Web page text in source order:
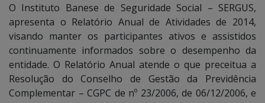
O Instituto Banese de Seguridade Social – SERGUS,
apresenta o Relatório Anual de Atividades de 2014,
visando manter os participantes ativos e assistidos
continuamente informados sobre o desempenho da
entidade. O Relatório Anual atende o que preceitua a
Resolução do Conselho de Gestão da Previdência
Complementar – CGPC de nº 23/2006, de 06/12/2006, e